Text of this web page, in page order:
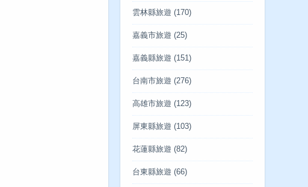
雲林縣旅遊 (170)
嘉義市旅遊 (25)
嘉義縣旅遊 (151)
台南市旅遊 (276)
高雄市旅遊 (123)
屏東縣旅遊 (103)
花蓮縣旅遊 (82)
台東縣旅遊 (66)